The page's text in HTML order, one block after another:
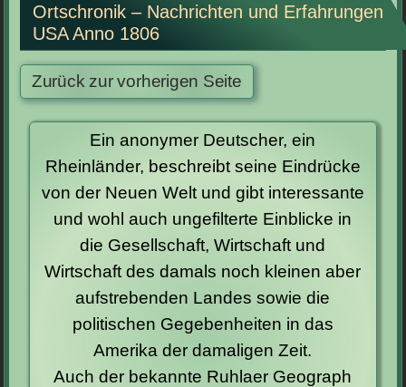
Ortschronik – Nachrichten und Erfahrungen
USA Anno 1806
Ein anonymer Deutscher, ein
Rheinländer, beschreibt seine Eindrücke
von der Neuen Welt und gibt interessante
und wohl auch ungefilterte Einblicke in
die Gesellschaft, Wirtschaft und
Wirtschaft des damals noch kleinen aber
aufstrebenden Landes sowie die
politischen Gegebenheiten in das
Amerika der damaligen Zeit.
Auch der bekannte Ruhlaer Geograph